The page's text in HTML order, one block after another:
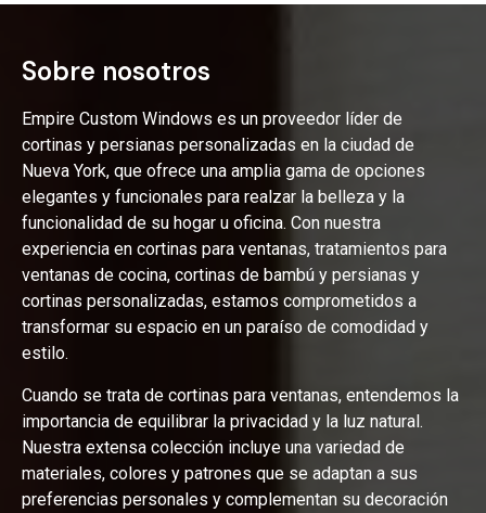
Sobre nosotros
Empire Custom Windows es un proveedor líder de
cortinas y persianas personalizadas en la ciudad de
Nueva York, que ofrece una amplia gama de opciones
elegantes y funcionales para realzar la belleza y la
funcionalidad de su hogar u oficina. Con nuestra
experiencia en cortinas para ventanas, tratamientos para
ventanas de cocina, cortinas de bambú y persianas y
cortinas personalizadas, estamos comprometidos a
transformar su espacio en un paraíso de comodidad y
estilo.
Cuando se trata de cortinas para ventanas, entendemos la
importancia de equilibrar la privacidad y la luz natural.
Nuestra extensa colección incluye una variedad de
materiales, colores y patrones que se adaptan a sus
preferencias personales y complementan su decoración